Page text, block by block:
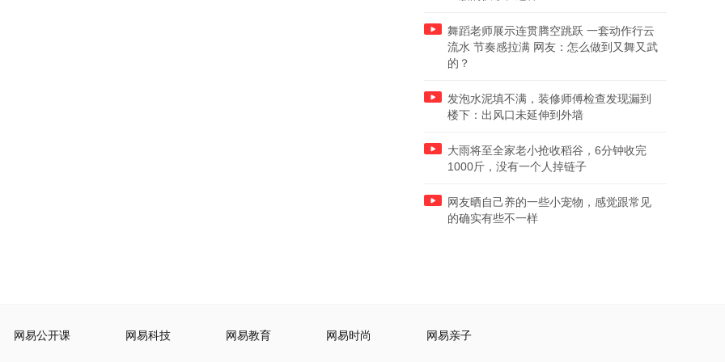
舞蹈老师展示连贯腾空跳跃 一套动作行云
流水 节奏感拉满 网友：怎么做到又舞又武
的？
发泡水泥填不满，装修师傅检查发现漏到
楼下：出风口未延伸到外墙
大雨将至全家老小抢收稻谷，6分钟收完
1000斤，没有一个人掉链子
网友晒自己养的一些小宠物，感觉跟常见
的确实有些不一样
网易公开课 网易科技 网易教育 网易时尚 网易亲子